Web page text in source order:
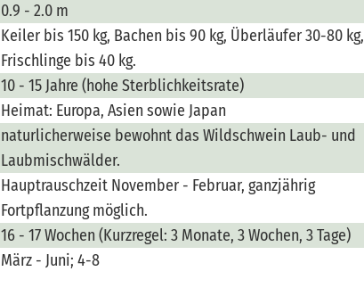
0.9 - 2.0 m
Keiler bis 150 kg, Bachen bis 90 kg, Überläufer 30-80 kg,
Frischlinge bis 40 kg.
10 - 15 Jahre (hohe Sterblichkeitsrate)
Heimat: Europa, Asien sowie Japan
naturlicherweise bewohnt das Wildschwein Laub- und
Laubmischwälder.
Hauptrauschzeit November - Februar, ganzjährig
Fortpflanzung möglich.
16 - 17 Wochen (Kurzregel: 3 Monate, 3 Wochen, 3 Tage)
März - Juni; 4-8